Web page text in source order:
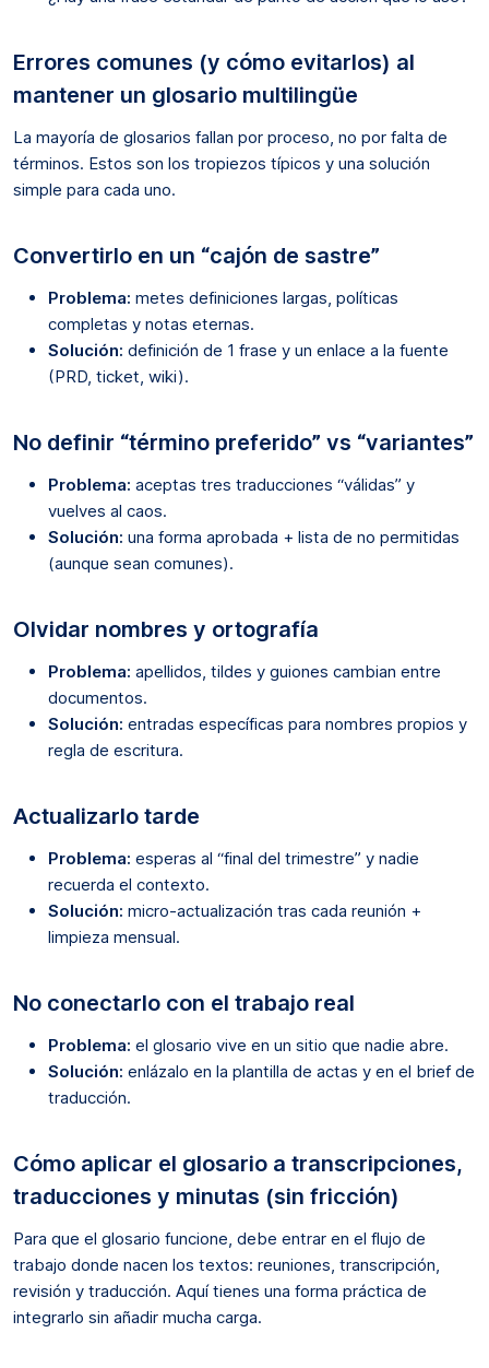
Errores comunes (y cómo evitarlos) al
mantener un glosario multilingüe
La mayoría de glosarios fallan por proceso, no por falta de
términos. Estos son los tropiezos típicos y una solución
simple para cada uno.
Convertirlo en un “cajón de sastre”
Problema: metes definiciones largas, políticas
completas y notas eternas.
Solución: definición de 1 frase y un enlace a la fuente
(PRD, ticket, wiki).
No definir “término preferido” vs “variantes”
Problema: aceptas tres traducciones “válidas” y
vuelves al caos.
Solución: una forma aprobada + lista de no permitidas
(aunque sean comunes).
Olvidar nombres y ortografía
Problema: apellidos, tildes y guiones cambian entre
documentos.
Solución: entradas específicas para nombres propios y
regla de escritura.
Actualizarlo tarde
Problema: esperas al “final del trimestre” y nadie
recuerda el contexto.
Solución: micro-actualización tras cada reunión +
limpieza mensual.
No conectarlo con el trabajo real
Problema: el glosario vive en un sitio que nadie abre.
Solución: enlázalo en la plantilla de actas y en el brief de
traducción.
Cómo aplicar el glosario a transcripciones,
traducciones y minutas (sin fricción)
Para que el glosario funcione, debe entrar en el flujo de
trabajo donde nacen los textos: reuniones, transcripción,
revisión y traducción. Aquí tienes una forma práctica de
integrarlo sin añadir mucha carga.